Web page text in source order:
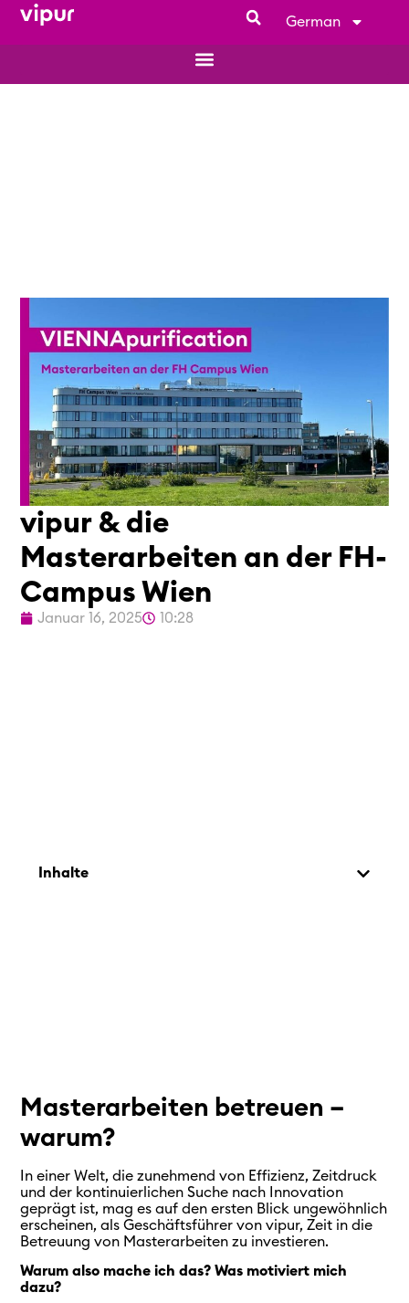
German
vipur & die
Masterarbeiten an der FH-
Campus Wien
Januar 16, 2025 10:28
Inhalte
Masterarbeiten betreuen –
warum?
In einer Welt, die zunehmend von Effizienz, Zeitdruck
und der kontinuierlichen Suche nach Innovation
geprägt ist, mag es auf den ersten Blick ungewöhnlich
erscheinen, als Geschäftsführer von vipur, Zeit in die
Betreuung von Masterarbeiten zu investieren.
Warum also mache ich das? Was motiviert mich
dazu?